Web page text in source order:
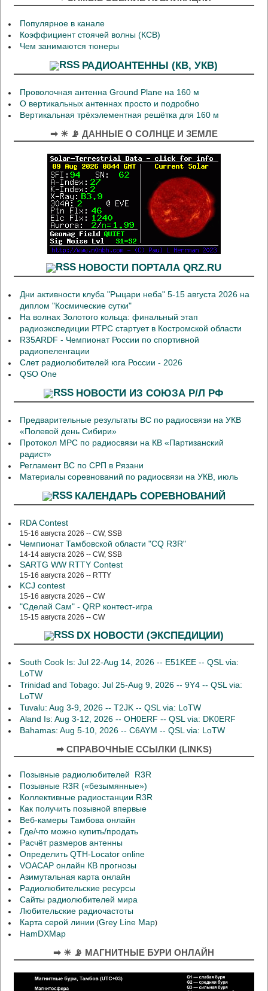
Популярное в канале
Коэффициент стоячей волны (КСВ)
Чем занимаются тюнеры
РАДИОАНТЕННЫ (КВ, УКВ)
Проволочная антенна Ground Plane на 160 м
О вертикальных антеннах просто и подробно
Вертикальная трёхэлементная решётка для 160 м
➡ ☀ 📡 ДАННЫЕ О СОЛНЦЕ И ЗЕМЛЕ
НОВОСТИ ПОРТАЛА QRZ.RU
Дни активности клуба "Рыцари неба" 5-15 августа 2026 на
диплом "Космические сутки"
На волнах Золотого кольца: финальный этап
радиоэкспедиции РТРС стартует в Костромской области
R35ARDF - Чемпионат России по спортивной
радиопеленгации
Слет радиолюбителей юга России - 2026
QSO One
НОВОСТИ ИЗ СОЮЗА Р/Л РФ
Предварительные результаты ВС по радиосвязи на УКВ
«Полевой день Сибири»
Протокол МРС по радиосвязи на КВ «Партизанский
радист»
Регламент ВС по СРП в Рязани
Материалы соревнований по радиосвязи на УКВ, июль
КАЛЕНДАРЬ СОРЕВНОВАНИЙ
RDA Contest
15-16 августа 2026 -- CW, SSB
Чемпионат Тамбовской области "CQ R3R"
14-14 августа 2026 -- CW, SSB
SARTG WW RTTY Contest
15-16 августа 2026 -- RTTY
KCJ contest
15-16 августа 2026 -- CW
"Сделай Сам" - QRP контест-игра
15-15 августа 2026 -- CW
DX НОВОСТИ (ЭКСПЕДИЦИИ)
South Cook Is: Jul 22-Aug 14, 2026 -- E51KEE -- QSL via:
LoTW
Trinidad and Tobago: Jul 25-Aug 9, 2026 -- 9Y4 -- QSL via:
LoTW
Tuvalu: Aug 3-9, 2026 -- T2JK -- QSL via: LoTW
Aland Is: Aug 3-12, 2026 -- OH0ERF -- QSL via: DK0ERF
Bahamas: Aug 5-10, 2026 -- C6AYM -- QSL via: LoTW
➡ СПРАВОЧНЫЕ ССЫЛКИ (LINKS)
Позывные радиолюбителей R3R
Позывные R3R («безымянные»)
Коллективные радиостанции R3R
Как получить позывной впервые
Веб-камеры Тамбова онлайн
Где/что можно купить/продать
Расчёт размеров антенны
Определить QTH-Locator online
VOACAP онлайн КВ прогнозы
Азимутальная карта онлайн
Радиолюбительские ресурсы
Сайты радиолюбителей мира
Любительские радиочастоты
Карта серой линии (Grey Line Map)
HamDXMap
➡ ☀ 📡 МАГНИТНЫЕ БУРИ ОНЛАЙН